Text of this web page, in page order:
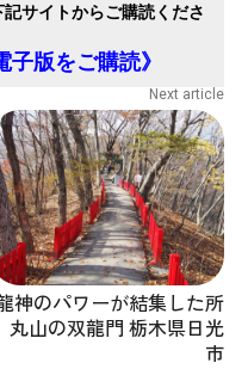
サイトからご購読くださ
子版をご購読》
Next article
神のパワーが結集した所
丸山の双龍門 栃木県日光
市